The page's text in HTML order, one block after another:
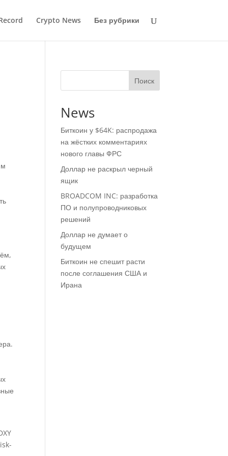
Crypto News Без рубрики
Поиск
News
Биткоин у $64K: распродажа
на жёстких комментариях
нового главы ФРС
Доллар не раскрыл черный
ящик
BROADCOM INC: разработка
ПО и полупроводниковых
решений
Доллар не думает о
будущем
Биткоин не спешит расти
после соглашения США и
Ирана